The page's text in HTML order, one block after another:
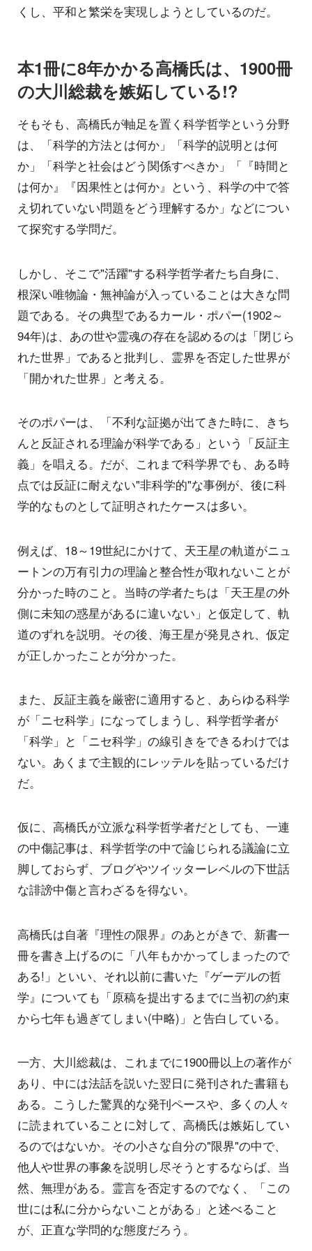
くし、平和と繁栄を実現しようとしているのだ。
本1冊に8年かかる高橋氏は、1900冊
の大川総裁を嫉妬している!?
そもそも、高橋氏が軸足を置く科学哲学という分野
は、「科学的方法とは何か」「科学的説明とは何
か」「科学と社会はどう関係すべきか」「『時間と
は何か』『因果性とは何か』という、科学の中で答
え切れていない問題をどう理解するか」などについ
て探究する学問だ。
しかし、そこで"活躍"する科学哲学者たち自身に、
根深い唯物論・無神論が入っていることは大きな問
題である。その典型であるカール・ポパー(1902～
94年)は、あの世や霊魂の存在を認めるのは「閉じら
れた世界」であると批判し、霊界を否定した世界が
「開かれた世界」と考える。
そのポパーは、「不利な証拠が出てきた時に、きち
んと反証される理論が科学である」という「反証主
義」を唱える。だが、これまで科学界でも、ある時
点では反証に耐えない"非科学的"な事例が、後に科
学的なものとして証明されたケースは多い。
例えば、18～19世紀にかけて、天王星の軌道がニュ
ートンの万有引力の理論と整合性が取れないことが
分かった時のこと。当時の学者たちは「天王星の外
側に未知の惑星があるに違いない」と仮定して、軌
道のずれを説明。その後、海王星が発見され、仮定
が正しかったことが分かった。
また、反証主義を厳密に適用すると、あらゆる科学
が「ニセ科学」になってしまうし、科学哲学者が
「科学」と「ニセ科学」の線引きをできるわけでは
ない。あくまで主観的にレッテルを貼っているだけ
だ。
仮に、高橋氏が立派な科学哲学者だとしても、一連
の中傷記事は、科学哲学の中で論じられる議論に立
脚しておらず、ブログやツイッターレベルの下世話
な誹謗中傷と言わざるを得ない。
高橋氏は自著『理性の限界』のあとがきで、新書一
冊を書き上げるのに「八年もかかってしまったので
ある!」といい、それ以前に書いた『ゲーデルの哲
学』についても「原稿を提出するまでに当初の約束
から七年も過ぎてしまい(中略)」と告白している。
一方、大川総裁は、これまでに1900冊以上の著作が
あり、中には法話を説いた翌日に発刊された書籍も
ある。こうした驚異的な発刊ペースや、多くの人々
に読まれていることに対して、高橋氏は嫉妬してい
るのではないか。その小さな自分の"限界"の中で、
他人や世界の事象を説明し尽そうとするならば、当
然、無理がある。霊言を否定するのでなく、「この
世には私に分からないことがある」と述べること
が、正直な学問的な態度だろう。